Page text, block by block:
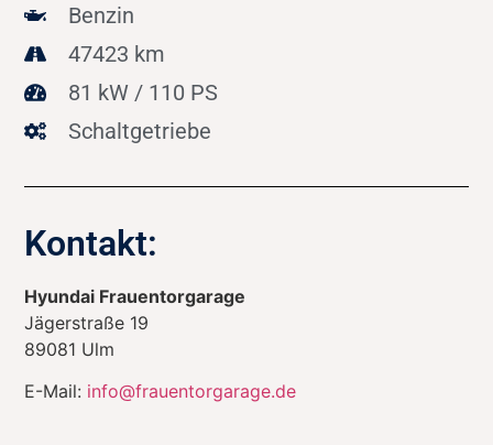
Benzin
47423 km
81 kW / 110 PS
Schaltgetriebe
Kontakt:
Hyundai Frauentorgarage
Jägerstraße 19
89081 Ulm
E-Mail: info@frauentorgarage.de